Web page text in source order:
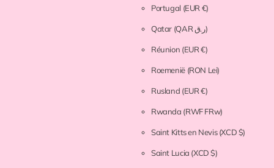
Portugal (EUR €)
Qatar (QAR ر.ق)
Réunion (EUR €)
Roemenië (RON Lei)
Rusland (EUR €)
Rwanda (RWF FRw)
Saint Kitts en Nevis(XCD $)
Saint Lucia (XCD $)